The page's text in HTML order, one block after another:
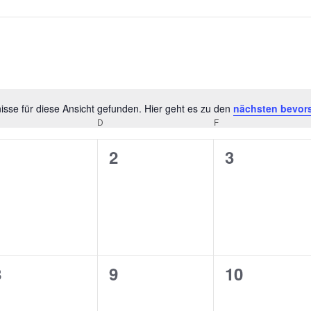
Hinweis
für diese Ansicht gefunden. Hier geht es zu den nächsten
D F
0
2
0
3
0
9
0
10